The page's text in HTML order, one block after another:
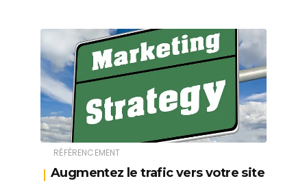
RÉFÉRENCEMENT
Augmentez le trafic vers votre site